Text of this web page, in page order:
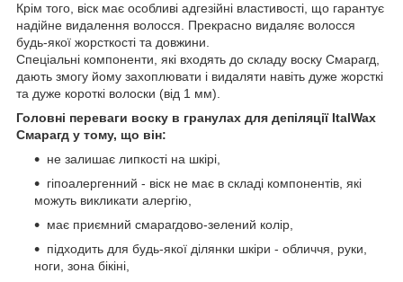
Крім того, віск має особливі адгезійні властивості, що гарантує
надійне видалення волосся. Прекрасно видаляє волосся
будь-якої жорсткості та довжини.
Спеціальні компоненти, які входять до складу воску Смарагд,
дають змогу йому захоплювати і видаляти навіть дуже жорсткі
та дуже короткі волоски (від 1 мм).
Головні переваги воску в гранулах для депіляції ItalWax
Смарагд у тому, що він:
не залишає липкості на шкірі,
гіпоалергенний - віск не має в складі компонентів, які
можуть викликати алергію,
має приємний смарагдово-зелений колір,
підходить для будь-якої ділянки шкіри - обличчя, руки,
ноги, зона бікіні,